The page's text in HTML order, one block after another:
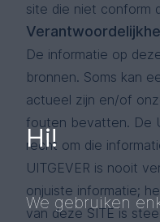
site die niet conform
De informatie op
bronnen. Soms kan
actueel zijn en/of
fouten bevatten. De
recht om die
UITGEVER is nooit
onjuiste informatie;
van deze SITE is
Hi!
We gebruiken